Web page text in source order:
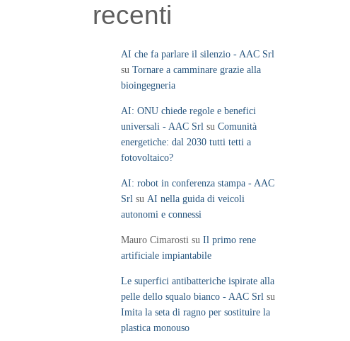
recenti
AI che fa parlare il silenzio - AAC Srl
su Tornare a camminare grazie alla
bioingegneria
AI: ONU chiede regole e benefici
universali - AAC Srlsu Comunità
energetiche: dal 2030 tutti tetti a
fotovoltaico?
AI: robot in conferenza stampa - AAC
Srlsu AI nella guida di veicoli
autonomi e connessi
Mauro Cimarostisu Il primo rene
artificiale impiantabile
Le superfici antibatteriche ispirate alla
pelle dello squalo bianco - AAC Srlsu
Imita la seta di ragno per sostituire la
plastica monouso